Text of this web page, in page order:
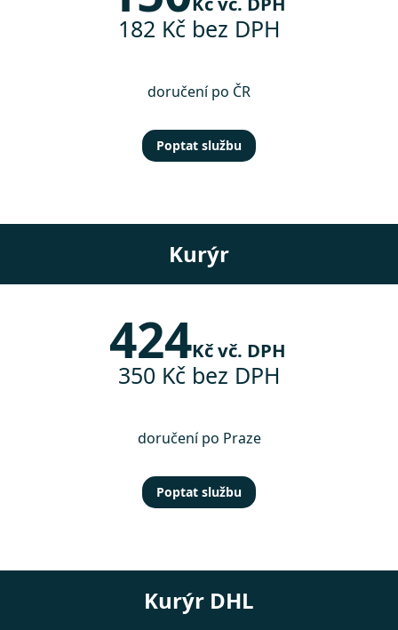
182 Kč bez DPH
doručení po ČR
Poptat službu
Kurýr
424Kč vč. DPH
350 Kč bez DPH
doručení po Praze
Poptat službu
Kurýr DHL